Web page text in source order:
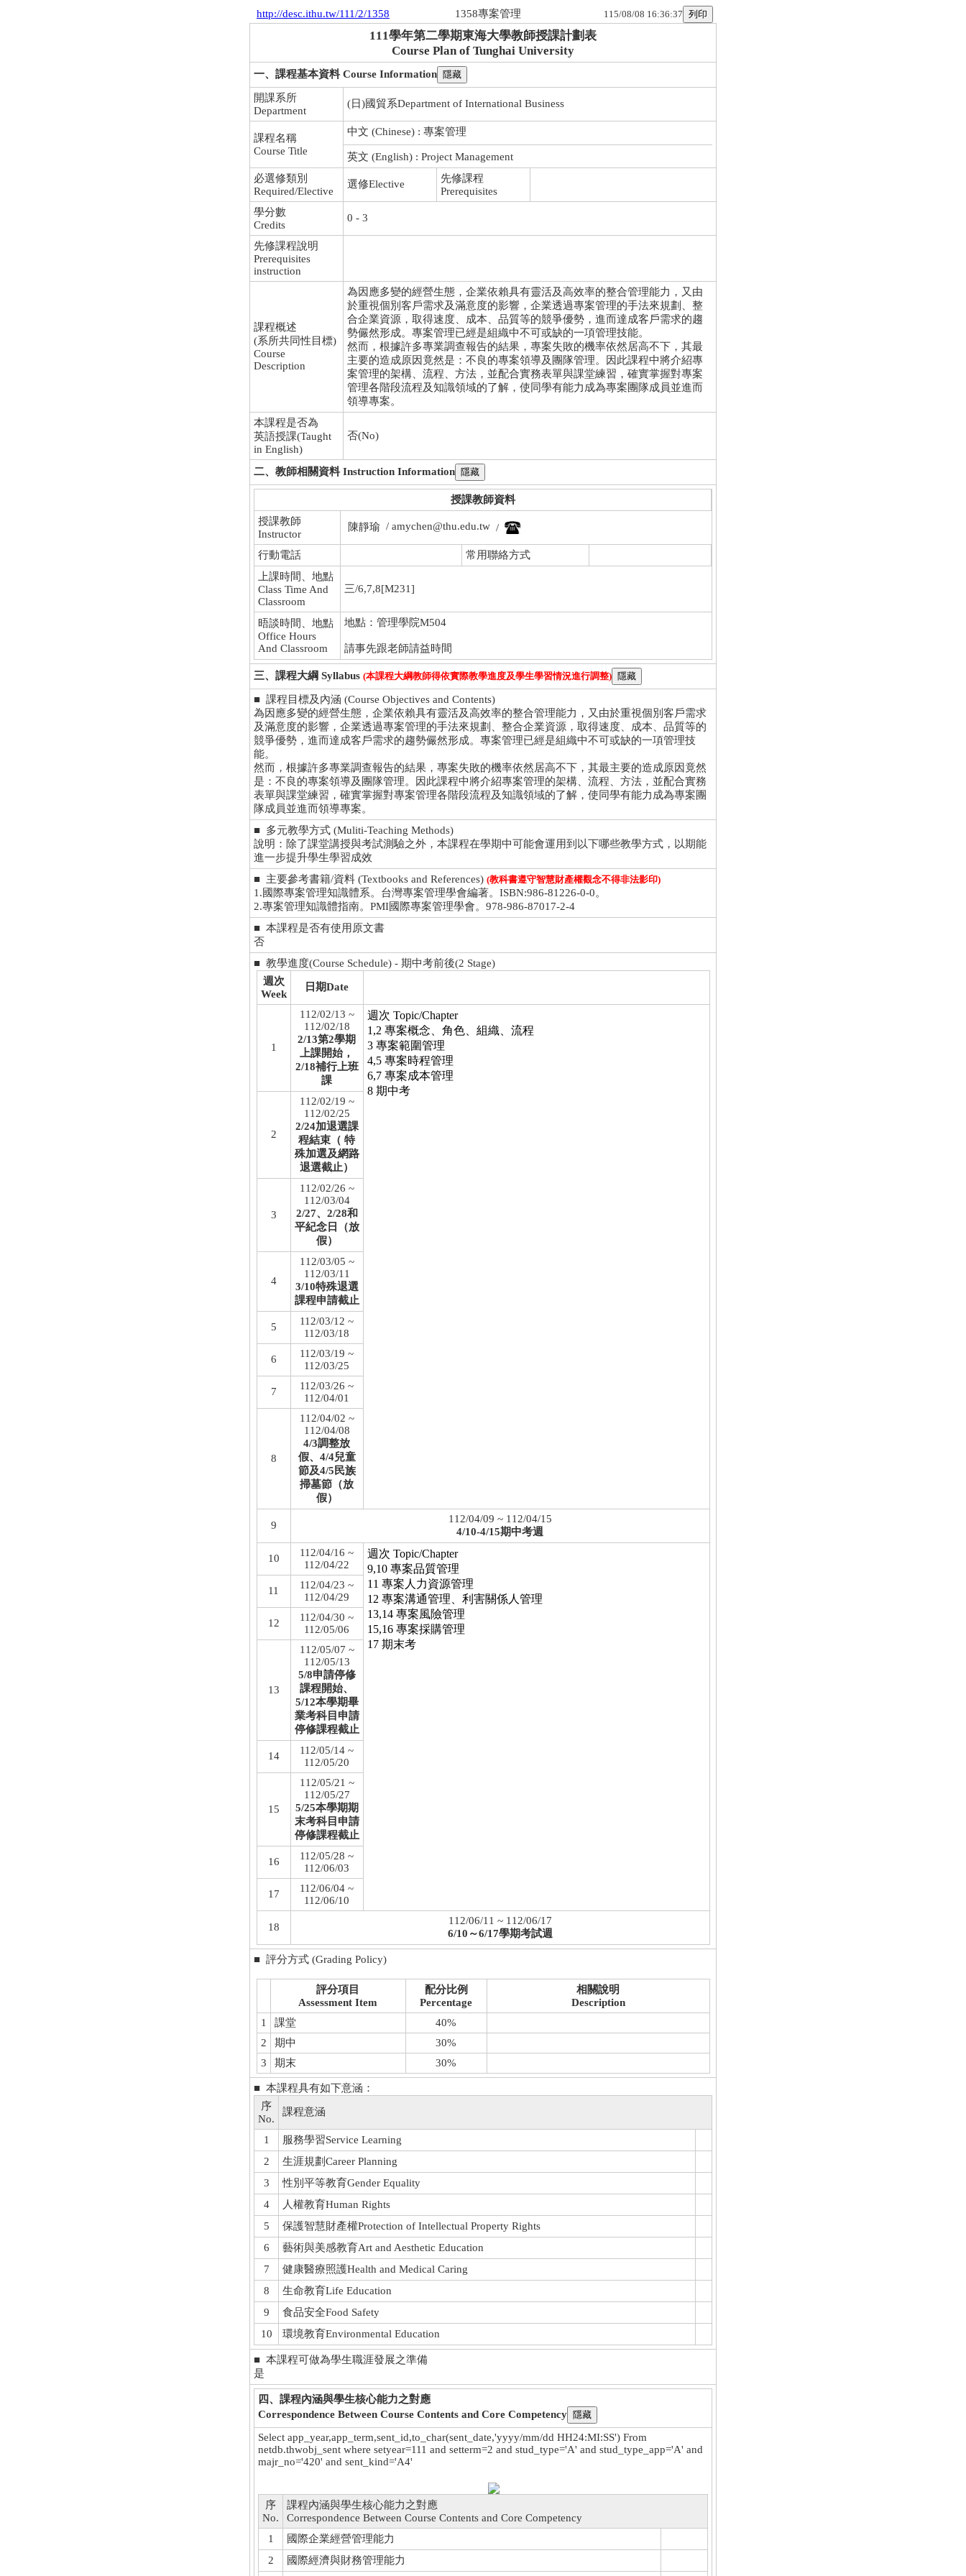
http://desc.ithu.tw/111/2/1358 1358專案管理 115/08/08 16:36:37
111學年第二學期東海大學教師授課計劃表
Course Plan of Tunghai University
一、課程基本資料 Course Information
開課系所
Department
(日)國貿系Department of International Business
課程名稱
Course Title
中文 (Chinese) : 專案管理
英文 (English) : Project Management
必選修類別
Required/Elective
選修Elective
先修課程
Prerequisites
學分數
Credits
0 - 3
先修課程說明
Prerequisites
instruction
課程概述
(系所共同性目標)
Course
Description
為因應多變的經營生態，企業依賴具有靈活及高效率的整合管理能力，又由
於重視個別客戶需求及滿意度的影響，企業透過專案管理的手法來規劃、整
合企業資源，取得速度、成本、品質等的競爭優勢，進而達成客戶需求的趨
勢儼然形成。專案管理已經是組織中不可或缺的一項管理技能。
然而，根據許多專業調查報告的結果，專案失敗的機率依然居高不下，其最
主要的造成原因竟然是：不良的專案領導及團隊管理。因此課程中將介紹專
案管理的架構、流程、方法，並配合實務表單與課堂練習，確實掌握對專案
管理各階段流程及知識領域的了解，使同學有能力成為專案團隊成員並進而
領導專案。
本課程是否為
英語授課(Taught
in English)
否(No)
二、教師相關資料 Instruction Information
授課教師資料
授課教師
Instructor
陳靜瑜 / amychen@thu.edu.tw /
行動電話
常用聯絡方式
上課時間、地點
Class Time And
Classroom
三/6,7,8[M231]
晤談時間、地點
Office Hours
And Classroom
地點：管理學院M504
請事先跟老師請益時間
三、課程大綱 Syllabus (本課程大綱教師得依實際教學進度及學生學習情況進行調整)
■ 課程目標及內涵 (Course Objectives and Contents)
為因應多變的經營生態，企業依賴具有靈活及高效率的整合管理能力，又由於重視個別客戶需求
及滿意度的影響，企業透過專案管理的手法來規劃、整合企業資源，取得速度、成本、品質等的
競爭優勢，進而達成客戶需求的趨勢儼然形成。專案管理已經是組織中不可或缺的一項管理技
能。
然而，根據許多專業調查報告的結果，專案失敗的機率依然居高不下，其最主要的造成原因竟然
是：不良的專案領導及團隊管理。因此課程中將介紹專案管理的架構、流程、方法，並配合實務
表單與課堂練習，確實掌握對專案管理各階段流程及知識領域的了解，使同學有能力成為專案團
隊成員並進而領導專案。
■ 多元教學方式 (Muliti-Teaching Methods)
說明：除了課堂講授與考試測驗之外，本課程在學期中可能會運用到以下哪些教學方式，以期能
進一步提升學生學習成效
■ 主要參考書籍/資料 (Textbooks and References) (教科書遵守智慧財產權觀念不得非法影印)
1.國際專案管理知識體系。台灣專案管理學會編著。ISBN:986-81226-0-0。
2.專案管理知識體指南。PMI國際專案管理學會。978-986-87017-2-4
■ 本課程是否有使用原文書
否
■ 教學進度(Course Schedule) - 期中考前後(2 Stage)
週次
Week
日期Date
1
112/02/13 ~
112/02/18
2/13第2學期
上課開始，
2/18補行上班
課
週次 Topic/Chapter
1,2 專案概念、角色、組織、流程
3 專案範圍管理
4,5 專案時程管理
6,7 專案成本管理
8 期中考
2
112/02/19 ~
112/02/25
2/24加退選課
程結束（ 特
殊加選及網路
退選截止）
3
112/02/26 ~
112/03/04
2/27、2/28和
平紀念日（放
假）
4
112/03/05 ~
112/03/11
3/10特殊退選
課程申請截止
5
112/03/12 ~
112/03/18
6
112/03/19 ~
112/03/25
7
112/03/26 ~
112/04/01
8
112/04/02 ~
112/04/08
4/3調整放
假、4/4兒童
節及4/5民族
掃墓節（放
假）
9
112/04/09 ~ 112/04/15
4/10-4/15期中考週
10
112/04/16 ~
112/04/22
週次 Topic/Chapter
9,10 專案品質管理
11 專案人力資源管理
12 專案溝通管理、利害關係人管理
13,14 專案風險管理
15,16 專案採購管理
17 期末考
11
112/04/23 ~
112/04/29
12
112/04/30 ~
112/05/06
13
112/05/07 ~
112/05/13
5/8申請停修
課程開始、
5/12本學期畢
業考科目申請
停修課程截止
14
112/05/14 ~
112/05/20
15
112/05/21 ~
112/05/27
5/25本學期期
末考科目申請
停修課程截止
16
112/05/28 ~
112/06/03
17
112/06/04 ~
112/06/10
18
112/06/11 ~ 112/06/17
6/10～6/17學期考試週
■ 評分方式 (Grading Policy)
評分項目
Assessment Item
配分比例
Percentage
相關說明
Description
1
課堂
40%
2
期中
30%
3
期末 30%
■ 本課程具有如下意涵：
序
No.
課程意涵
1
服務學習Service Learning
2
生涯規劃Career Planning
3
性別平等教育Gender Equality
4
人權教育Human Rights
5
保護智慧財產權Protection of Intellectual Property Rights
6
藝術與美感教育Art and Aesthetic Education
7
健康醫療照護Health and Medical Caring
8
生命教育Life Education
9
食品安全Food Safety
10
環境教育Environmental Education
■ 本課程可做為學生職涯發展之準備
是
四、課程內涵與學生核心能力之對應
Correspondence Between Course Contents and Core Competency
Select app_year,app_term,sent_id,to_char(sent_date,'yyyy/mm/dd HH24:MI:SS') From
netdb.thwobj_sent where setyear=111 and setterm=2 and stud_type='A' and stud_type_app='A' and
majr_no='420' and sent_kind='A4'
序
No.
課程內涵與學生核心能力之對應
Correspondence Between Course Contents and Core Competency
1
國際企業經營管理能力
2
國際經濟與財務管理能力